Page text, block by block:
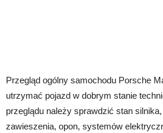
Przegląd ogólny samochodu Porsche
utrzymać pojazd w dobrym stanie
przeglądu należy sprawdzić stan
zawieszenia, opon, systemów